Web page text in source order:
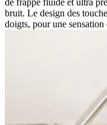
bruit. Le design des
doigts, pour une